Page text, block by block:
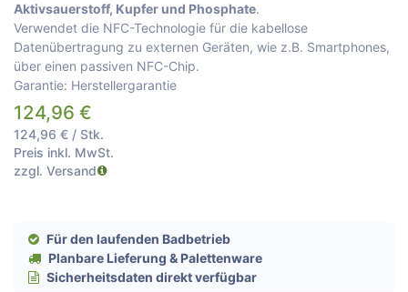
Aktivsauerstoff, Kupfer und Phosphate.
Verwendet die NFC-Technologie für die kabellose
Datenübertragung zu externen Geräten, wie z.B. Smartphones,
über einen passiven NFC-Chip.
Garantie: Herstellergarantie
124,96 €
124,96 € / Stk.
Preis inkl. MwSt.
zzgl. Versand
Für den laufenden Badbetrieb
Planbare Lieferung & Palettenware
Sicherheitsdaten direkt verfügbar